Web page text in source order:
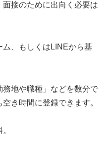
接のために出向く必要は
、もしくはLINEから基
務地や職種」などを数分で
き時間に登録できます。